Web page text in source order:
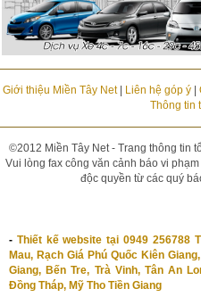
Giới thiệu Miền Tây Net| Liên hệ góp ý|
Thông tin
©2012 Miền Tây Net - Trang thông tin
Vui lòng fax công văn cảnh báo vi
độc quyền từ các quý
- Thiết kế website tại 0949 256788
Mau, Rạch Giá Phú Quốc Kiên
Giang, Bến Tre, Trà Vinh, Tân An
Đồng Tháp, Mỹ Tho Tiền Giang